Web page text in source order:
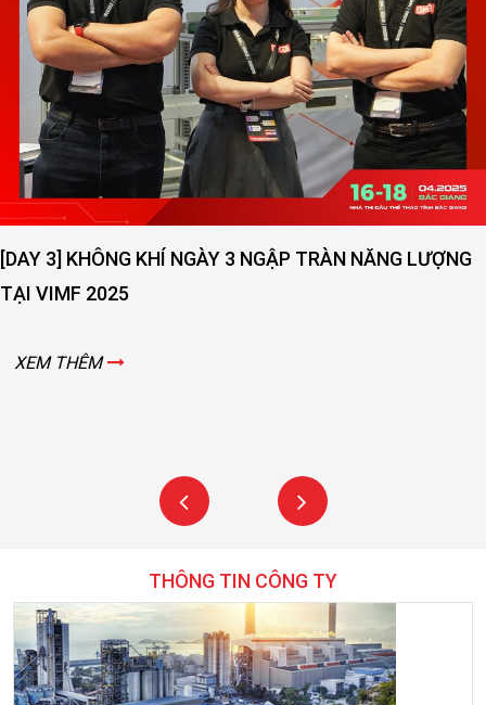
[DAY 3] KHÔNG KHÍ NGÀY 3 NGẬP TRÀN NĂNG LƯỢNG
TẠI VIMF 2025
XEM THÊM
THÔNG TIN CÔNG TY